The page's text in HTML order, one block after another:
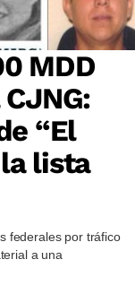
MDD
“El
lista
federales por tráfico
a una